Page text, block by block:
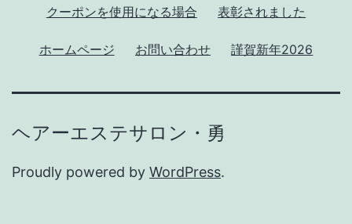
クーポンを使用になる場合 表彰されました
ホームページ お問い合わせ 謹賀新年2026
ヘアーエステサロン・勇
Proudly powered by WordPress.